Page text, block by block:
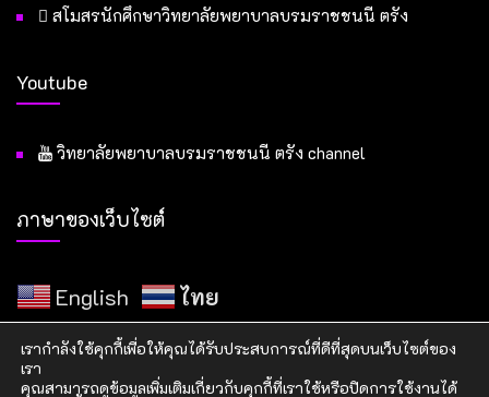
สโมสรนักศึกษาวิทยาลัยพยาบาลบรมราชชนนี ตรัง
Youtube
วิทยาลัยพยาบาลบรมราชชนนี ตรัง channel
ภาษาของเว็บไซต์
English ไทย
เรากำลังใช้คุกกี้เพื่อให้คุณได้รับประสบการณ์ที่ดีที่สุดบนเว็บไซต์ของ
เรา
คุณสามารถดูข้อมูลเพิ่มเติมเกี่ยวกับคุกกี้ที่เราใช้หรือปิดการใช้งานได้